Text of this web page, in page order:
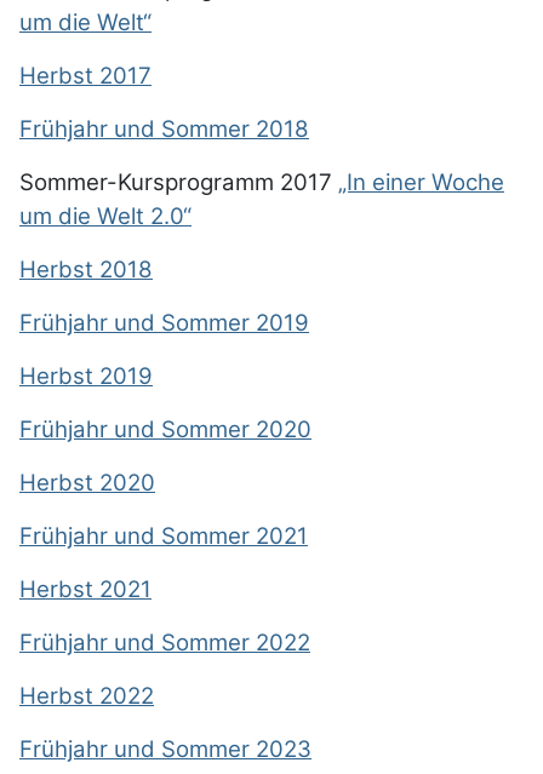
um die Welt“
Herbst 2017
Frühjahr und Sommer 2018
Sommer-Kursprogramm 2017 „In einer Woche
um die Welt 2.0“
Herbst 2018
Frühjahr und Sommer 2019
Herbst 2019
Frühjahr und Sommer 2020
Herbst 2020
Frühjahr und Sommer 2021
Herbst 2021
Frühjahr und Sommer 2022
Herbst 2022
Frühjahr und Sommer 2023